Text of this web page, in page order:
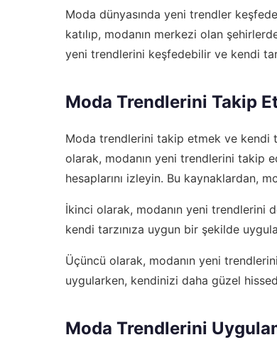
Moda dünyasında yeni trendler
katılıp, modanın merkezi olan
yeni trendlerini keşfedebilir ve kendi
Moda Trendlerini Takip
Moda trendlerini takip etmek ve kendi
olarak, modanın yeni trendlerini takip
hesaplarını izleyin. Bu kaynaklardan,
İkinci olarak, modanın yeni trendlerini
kendi tarzınıza uygun bir şekilde
Üçüncü olarak, modanın yeni
uygularken, kendinizi daha güzel
Moda Trendlerini